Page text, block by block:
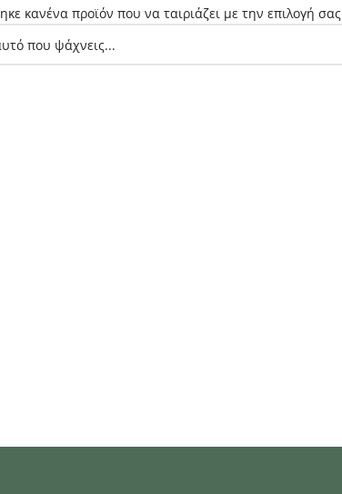
κανένα προϊόν που να ταιριάζει με την επιλογή